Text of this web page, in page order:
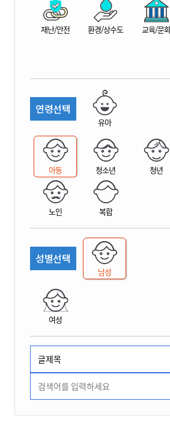
재난/안전 환경/상수도 교육/문화
연령선택
유아
아동 청소년 청년
노인 복합
성별선택
남성
여성